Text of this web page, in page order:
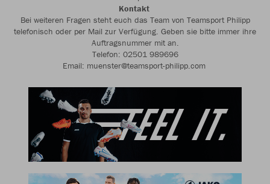
Kontakt
Bei weiteren Fragen steht euch das Team von Teamsport Philipp
telefonisch oder per Mail zur Verfügung. Geben sie bitte immer ihre
Auftragsnummer mit an.
Telefon: 02501 989696
Email: muenster@teamsport-philipp.com